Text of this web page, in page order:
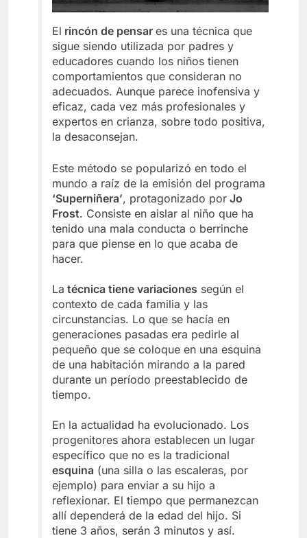
El rincón de pensar es una técnica que
sigue siendo utilizada por padres y
educadores cuando los niños tienen
comportamientos que consideran no
adecuados. Aunque parece inofensiva y
eficaz, cada vez más profesionales y
expertos en crianza, sobre todo positiva,
la desaconsejan.
Este método se popularizó en todo el
mundo a raíz de la emisión del programa
‘Superniñera’, protagonizado por Jo
Frost. Consiste en aislar al niño que ha
tenido una mala conducta o berrinche
para que piense en lo que acaba de
hacer.
La técnica tiene variaciones según el
contexto de cada familia y las
circunstancias. Lo que se hacía en
generaciones pasadas era pedirle al
pequeño que se coloque en una esquina
de una habitación mirando a la pared
durante un período preestablecido de
tiempo.
En la actualidad ha evolucionado. Los
progenitores ahora establecen un lugar
específico que no es la tradicional
esquina (una silla o las escaleras, por
ejemplo) para enviar a su hijo a
reflexionar. El tiempo que permanezcan
allí dependerá de la edad del hijo. Si
tiene 3 años, serán 3 minutos y así.